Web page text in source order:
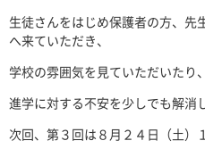
生徒さんをはじめ保護者の方、先
へ来ていただき、
学校の雰囲気を見ていただいたり
進学に対する不安を少しでも解消
次回、第３回は８月２４日（土）